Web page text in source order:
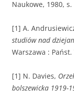
Naukowe, 1980, s.
[1] A.
studiów nad
Warszawa :
[1] N. Davies,
bolszewicka 1919-